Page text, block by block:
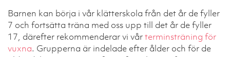
Barnen kan börja i vår klätterskola från det år de fyller
7 och fortsätta träna med oss upp till det år de fyller
17, därefter rekommenderar vi vårterminsträning för
vuxna. Grupperna är indelade efter ålder och för de